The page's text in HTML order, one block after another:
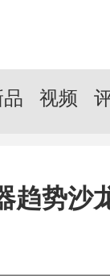
品 视频
趋势沙